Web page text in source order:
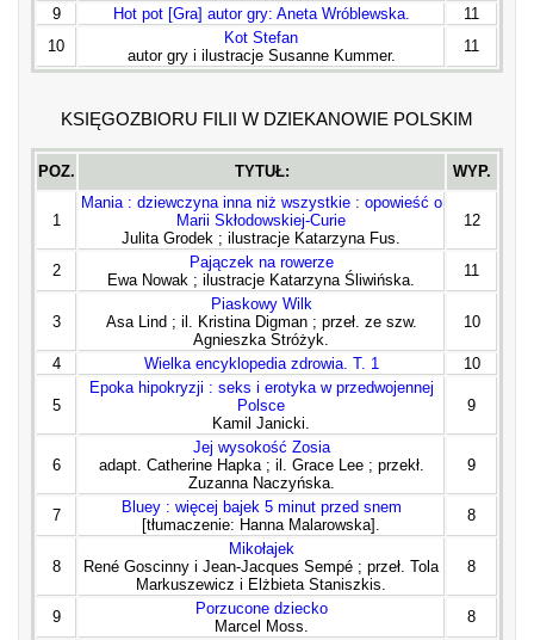
9 Hot pot [Gra] autor gry: Aneta Wróblewska.
11
10
Kot Stefan
autor gry i ilustracje Susanne Kummer.
11
KSIĘGOZBIORU FILII W DZIEKANOWIE POLSKIM
POZ. TYTUŁ: WYP.
1
Mania : dziewczyna inna niż wszystkie : opowieść o
Marii Skłodowskiej-Curie
Julita Grodek ; ilustracje Katarzyna Fus.
12
2
Pajączek na rowerze
Ewa Nowak ; ilustracje Katarzyna Śliwińska.
11
3
Piaskowy Wilk
Asa Lind ; il. Kristina Digman ; przeł. ze szw.
Agnieszka Stróżyk.
10
4 Wielka encyklopedia zdrowia. T. 1 10
5
Epoka hipokryzji : seks i erotyka w przedwojennej
Polsce
Kamil Janicki.
9
6
Jej wysokość Zosia
adapt. Catherine Hapka ; il. Grace Lee ; przekł.
Zuzanna Naczyńska.
9
7
Bluey : więcej bajek 5 minut przed snem
[tłumaczenie: Hanna Malarowska].
8
8
Mikołajek
René Goscinny i Jean-Jacques Sempé ; przeł. Tola
Markuszewicz i Elżbieta Staniszkis.
8
9
Porzucone dziecko
Marcel Moss.
8